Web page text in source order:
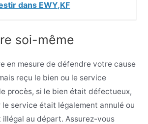
dans EWY,KF
soi-même
en mesure de défendre votre cause
reçu le bien ou le service
procès, si le bien était défectueux,
service était légalement annulé ou
au départ. Assurez-vous